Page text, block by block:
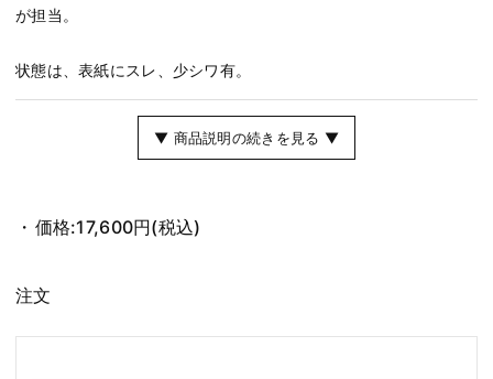
が担当。
状態は、表紙にスレ、少シワ有。
▼ 商品説明の続きを見る ▼
価格:17,600円(税込)
注文